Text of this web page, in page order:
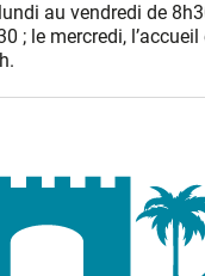
au vendredi de
; le mercredi,